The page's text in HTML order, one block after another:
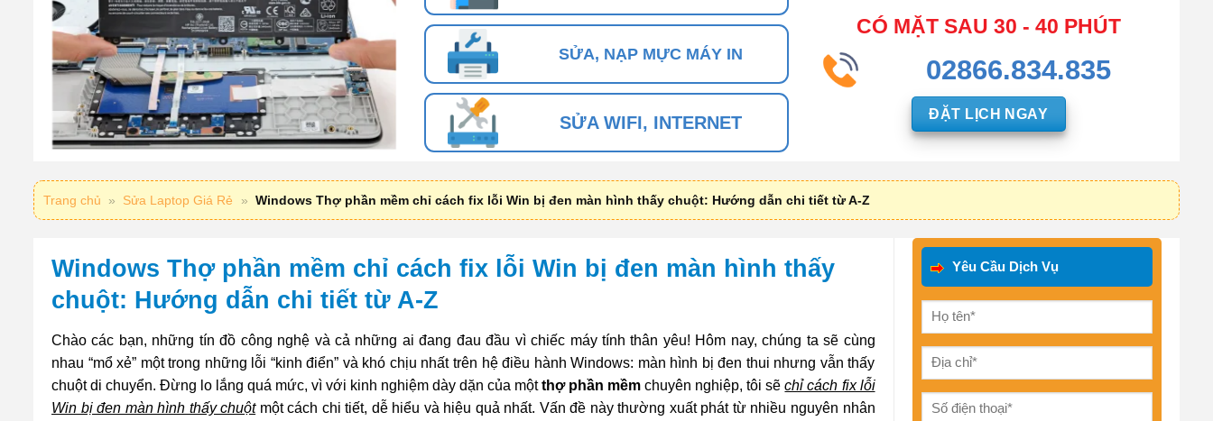
SỬA, NẠP MỰC MÁY IN
SỬA WIFI, INTERNET
CÓ MẶT SAU 30 - 40 PHÚT
02866.834.835
ĐẶT LỊCH NGAY
Trang chủ » Sửa Laptop Giá Rẻ » Windows Thợ phần mềm chỉ cách fix lỗi Win bị đen màn hình thấy chuột: Hướng dẫn chi tiết từ A-Z
Windows Thợ phần mềm chỉ cách fix lỗi Win bị đen màn hình thấy
chuột: Hướng dẫn chi tiết từ A-Z
Chào các bạn, những tín đồ công nghệ và cả những ai đang đau đầu vì chiếc máy tính thân yêu! Hôm nay, chúng ta sẽ cùng
nhau “mổ xẻ” một trong những lỗi “kinh điển” và khó chịu nhất trên hệ điều hành Windows: màn hình bị đen thui nhưng vẫn thấy
chuột di chuyển. Đừng lo lắng quá mức, vì với kinh nghiệm dày dặn của mộtthợ phần mềm chuyên nghiệp, tôi sẽchỉ cách fix lỗi
Win bị đen màn hình thấy chuộtmột cách chi tiết, dễ hiểu và hiệu quả nhất. Vấn đề này thường xuất phát từ nhiều nguyên nhân
Yêu Cầu Dịch Vụ